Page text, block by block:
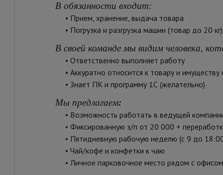
В обязанности входит:
• Прием, хранение, выдача товара
• Погрузка и разгрузка машин (товар до 20
В своей команде мы видим человека,
• Ответственно выполняет работу
• Аккуратно относится к товару и имуществу
• Знает ПК и программу 1С (желательно)
Мы предлагаем:
• Возможность работать в ведущей
• Фиксированную з/п от 20 000 +
• Пятидневную рабочую неделю (с 9 до
• Чай/кофе и конфетки к чаю
• Личное парковочное место рядом с офисом